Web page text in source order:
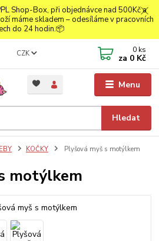
Shop-Box, při objednávce nad 500Kč a
máme skladem – odesíláme v pracovních
do 24 hodin.📦
Menu
CZK
Hledat
0 ks
za 0 Kč
KOČKY Plyšová myš s motýlkem
motýlkem